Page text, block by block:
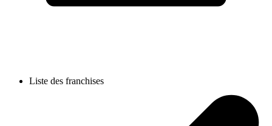
Liste des franchises